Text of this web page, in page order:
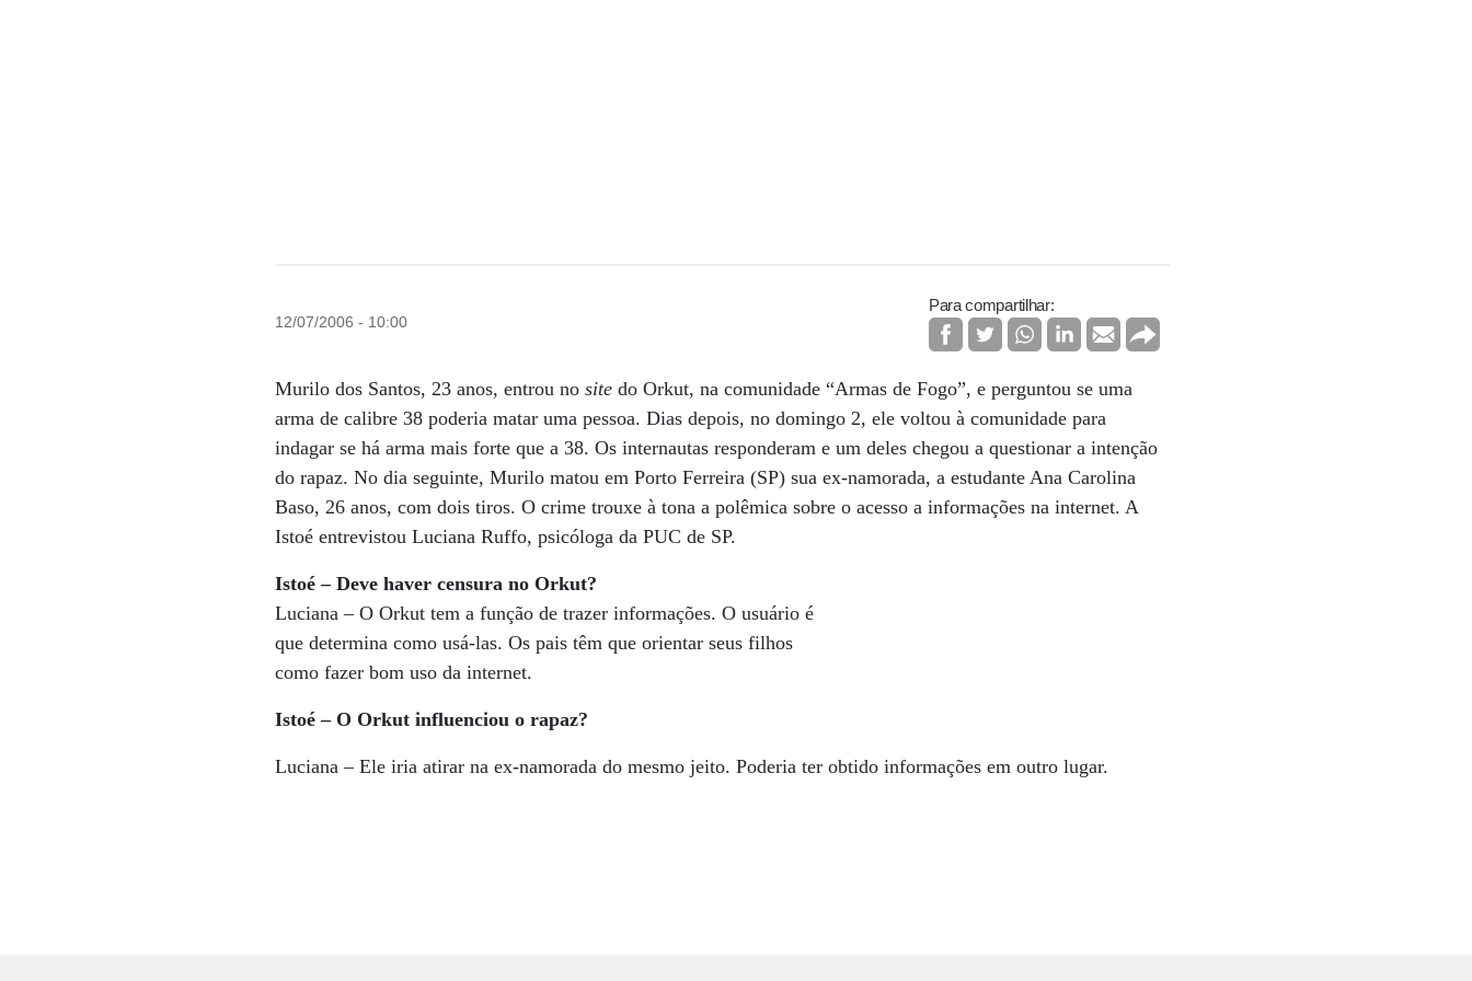
12/07/2006 - 10:00
Para compartilhar:
Murilo dos Santos, 23 anos, entrou nosite do Orkut, na comunidade “Armas de Fogo”, e perguntou se uma
arma de calibre 38 poderia matar uma pessoa. Dias depois, no domingo 2, ele voltou à comunidade para
indagar se há arma mais forte que a 38. Os internautas responderam e um deles chegou a questionar a intenção
do rapaz. No dia seguinte, Murilo matou em Porto Ferreira (SP) sua ex-namorada, a estudante Ana Carolina
Baso, 26 anos, com dois tiros. O crime trouxe à tona a polêmica sobre o acesso a informações na internet. A
Istoé entrevistou Luciana Ruffo, psicóloga da PUC de SP.
Istoé – Deve haver censura no Orkut?
Luciana – O Orkut tem a função de trazer informações. O usuário é
que determina como usá-las. Os pais têm que orientar seus filhos
como fazer bom uso da internet.
Istoé – O Orkut influenciou o rapaz?
Luciana – Ele iria atirar na ex-namorada do mesmo jeito. Poderia ter obtido informações em outro lugar.